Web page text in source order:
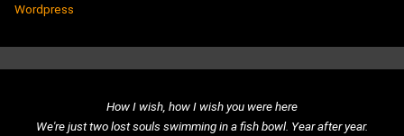
Wordpress
How I wish, how I wish you were here
We're just two lost souls swimming in a fish bowl. Year after year.